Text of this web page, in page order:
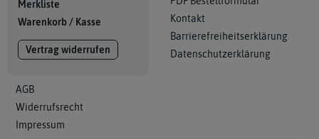
Merkliste
Warenkorb / Kasse
Vertrag widerrufen
AGB
Widerrufsrecht
Impressum
Kontakt
Barrierefreiheitserklärung
Datenschutzerklärung